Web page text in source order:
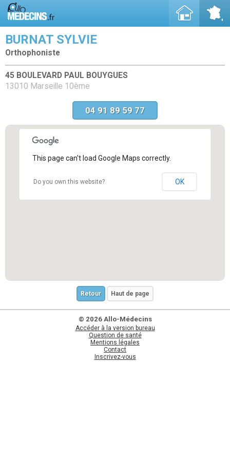
BURNAT SYLVIE
Orthophoniste
45 BOULEVARD PAUL BOUYGUES
13010 Marseille 10ème
04 91 89 59 77
This page can't load Google Maps correctly.
Do you own this website? OK
Retour Haut de page
© 2026 Allo-Médecins
Accéder à la version bureau
Question de santé
Mentions légales
Contact
Inscrivez-vous